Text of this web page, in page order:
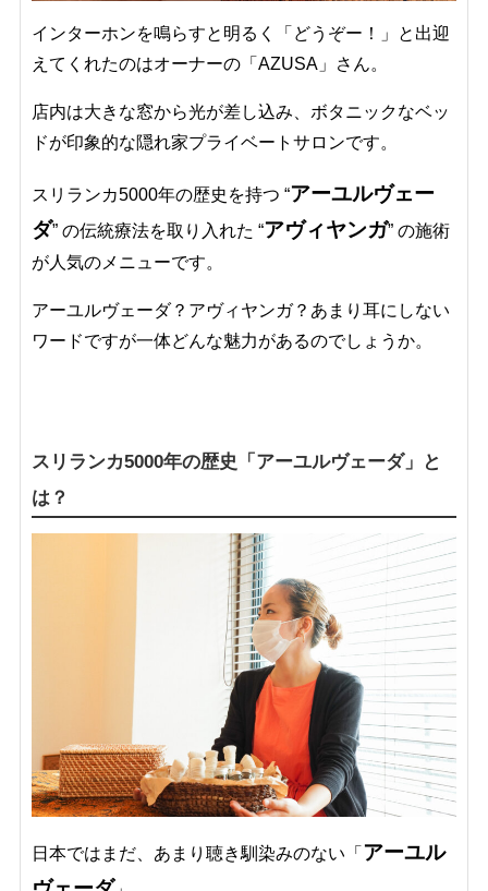
インターホンを鳴らすと明るく「どうぞー！」と出迎
えてくれたのはオーナーの「AZUSA」さん。
店内は大きな窓から光が差し込み、ボタニックなベッ
ドが印象的な隠れ家プライベートサロンです。
スリランカ5000年の歴史を持つ “アーユルヴェー
ダ” の伝統療法を取り入れた “アヴィヤンガ” の施術
が人気のメニューです。
アーユルヴェーダ？アヴィヤンガ？あまり耳にしない
ワードですが一体どんな魅力があるのでしょうか。
スリランカ5000年の歴史「アーユルヴェーダ」と
は？
日本ではまだ、あまり聴き馴染みのない「 アーユル